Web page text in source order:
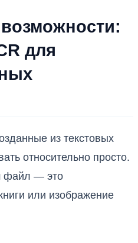
для
из текстовых
относительно просто.
файл — это
или изображение